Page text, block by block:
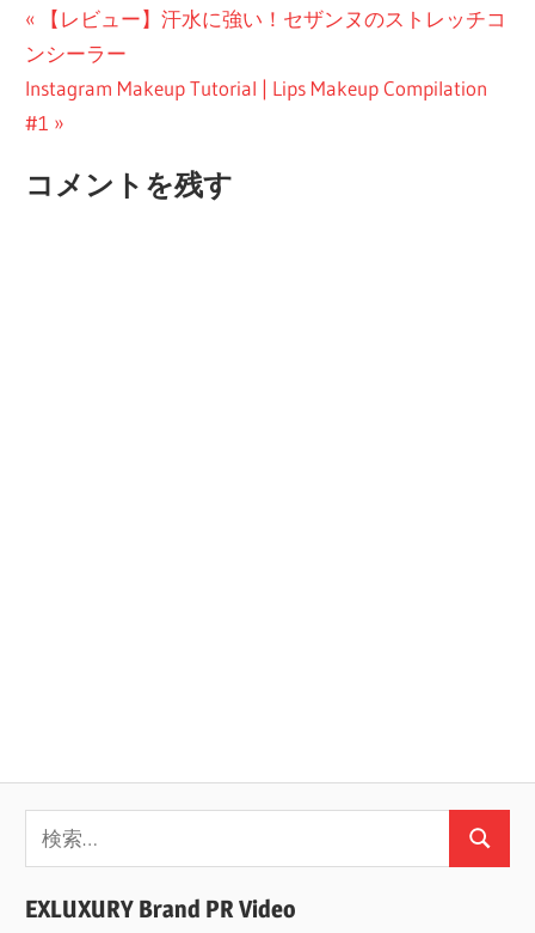
投
稿
ナ
ゲ
前
の
投
稿:
【レビュー】汗水に強い！セザンヌのストレッチコ
ンシーラー
次
の
稿:
Instagram Makeup Tutorial | Lips Makeup Compilation
#1
コメントを残す
索:
検
EXLUXURY Brand PR Video